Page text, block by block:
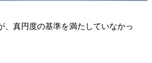
、真円度の基準を満たしていなかっ